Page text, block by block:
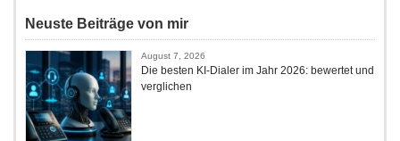
Neuste Beiträge von mir
August 7, 2026
Die besten KI-Dialer im Jahr 2026: bewertet und
verglichen